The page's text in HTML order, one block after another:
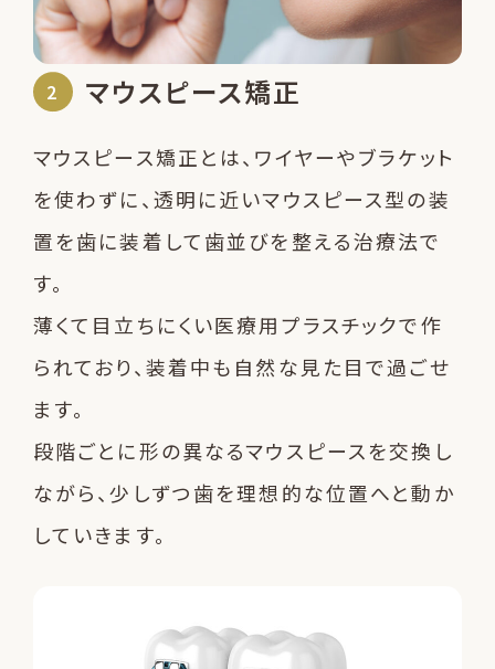
マウスピース矯正
マウスピース矯正とは、ワイヤーやブラケット
を使わずに、透明に近いマウスピース型の装
置を歯に装着して歯並びを整える治療法で
す。
薄くて目立ちにくい医療用プラスチックで作
られており、装着中も自然な見た目で過ごせ
ます。
段階ごとに形の異なるマウスピースを交換し
ながら、少しずつ歯を理想的な位置へと動か
していきます。